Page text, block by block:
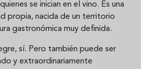
se inician en el vino. Es una
propia, nacida de un territorio
gastronómica muy definida.
sí. Pero también puede ser
y extraordinariamente